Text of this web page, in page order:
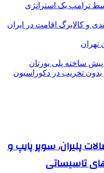
ترامپ یک استراتژی
و کالابرگ اقامت در ایران
تهران
پیش ساخته پلی یورتان
تخریب در دکوراسیون
پلیران، سوپر پایپ و
تاسیساتی